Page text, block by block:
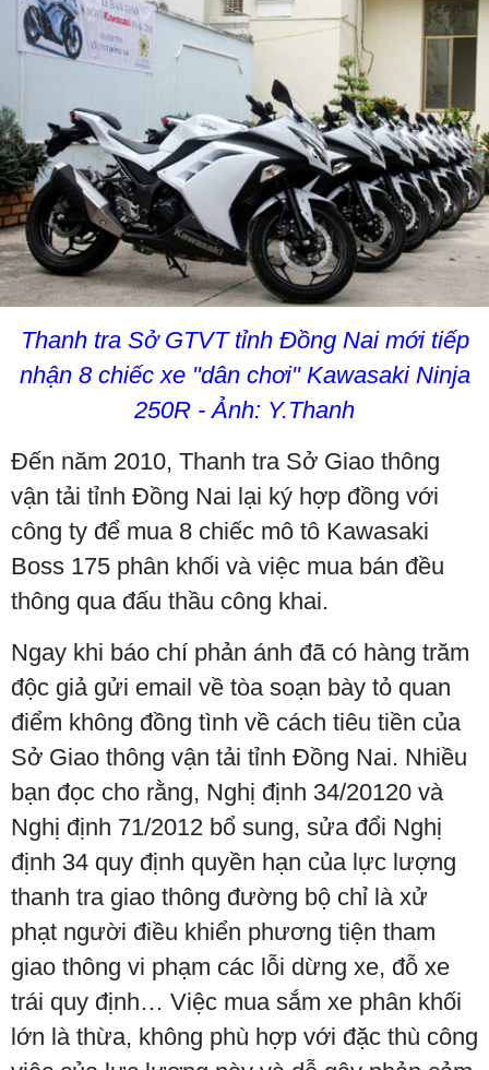
Thanh tra Sở GTVT tỉnh Đồng Nai mới tiếp
nhận 8 chiếc xe "dân chơi" Kawasaki Ninja
250R - Ảnh: Y.Thanh
Đến năm 2010, Thanh tra Sở Giao thông
vận tải tỉnh Đồng Nai lại ký hợp đồng với
công ty để mua 8 chiếc mô tô Kawasaki
Boss 175 phân khối và việc mua bán đều
thông qua đấu thầu công khai.
Ngay khi báo chí phản ánh đã có hàng trăm
độc giả gửi email về tòa soạn bày tỏ quan
điểm không đồng tình về cách tiêu tiền của
Sở Giao thông vận tải tỉnh Đồng Nai. Nhiều
bạn đọc cho rằng, Nghị định 34/20120 và
Nghị định 71/2012 bổ sung, sửa đổi Nghị
định 34 quy định quyền hạn của lực lượng
thanh tra giao thông đường bộ chỉ là xử
phạt người điều khiển phương tiện tham
giao thông vi phạm các lỗi dừng xe, đỗ xe
trái quy định… Việc mua sắm xe phân khối
lớn là thừa, không phù hợp với đặc thù công